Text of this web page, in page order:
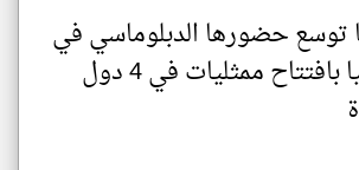
توسع حضورها الدبلوماسي في
إفريقيا بافتتاح ممثليات في 4 دول